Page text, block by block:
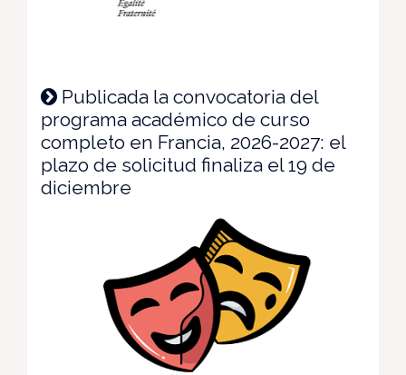
Publicada la convocatoria del
programa académico de curso
completo en Francia, 2026-2027: el
plazo de solicitud finaliza el 19 de
diciembre